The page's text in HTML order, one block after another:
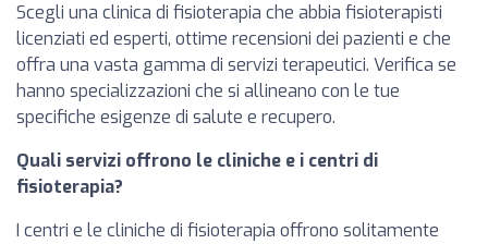
Scegli una clinica di fisioterapia che abbia fisioterapisti
licenziati ed esperti, ottime recensioni dei pazienti e che
offra una vasta gamma di servizi terapeutici. Verifica se
hanno specializzazioni che si allineano con le tue
specifiche esigenze di salute e recupero.
Quali servizi offrono le cliniche e i centri di
fisioterapia?
I centri e le cliniche di fisioterapia offrono solitamente